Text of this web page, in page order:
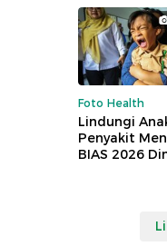
Foto Health
Lindungi
Penyakit
BIAS 2026